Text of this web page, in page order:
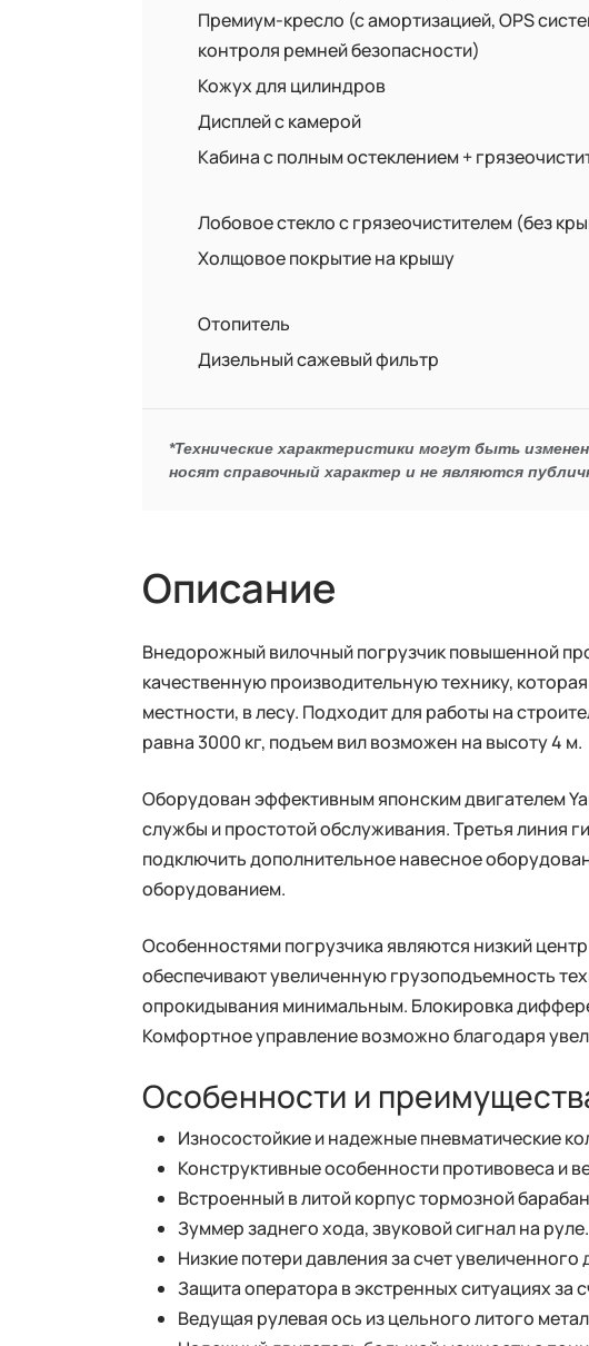
Премиум-кресло (с амортизацией, OPS
контроля ремней безопасности)
Кожух для цилиндров
Дисплей с камерой
Кабина с полным остеклением +
Лобовое стекло с грязеочистителем (без
Холщовое покрытие на крышу
Отопитель
Дизельный сажевый фильтр
*Технические характеристики могут быть
носят справочный характер и не являются
Описание
Внедорожный вилочный погрузчик повышенной
качественную производительную технику,
местности, в лесу. Подходит для работы на
равна 3000 кг, подъем вил возможен на высоту 4 м.
Оборудован эффективным японским двигателем
службы и простотой обслуживания. Третья линия
подключить дополнительное навесное
оборудованием.
Особенностями погрузчика являются низкий
обеспечивают увеличенную грузоподъемность
опрокидывания минимальным. Блокировка
Комфортное управление возможно благодаря
Особенности и
Износостойкие и надежные пневматические
Конструктивные особенности противовеса и
Встроенный в литой корпус тормозной
Зуммер заднего хода, звуковой сигнал на руле.
Низкие потери давления за счет
Защита оператора в экстренных ситуациях
Ведущая рулевая ось из цельного литого